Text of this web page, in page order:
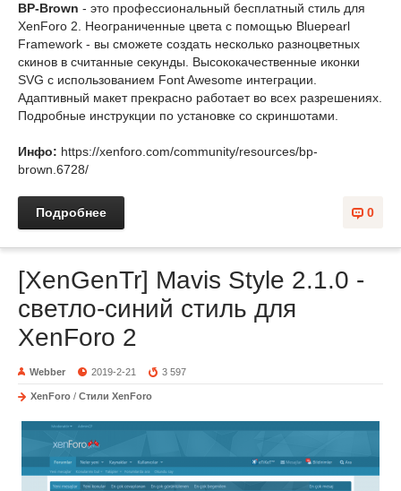
BP-Brown - это профессиональный бесплатный стиль для
XenForo 2. Неограниченные цвета с помощью Bluepearl
Framework - вы сможете создать несколько разноцветных
скинов в считанные секунды. Высококачественные иконки
SVG с использованием Font Awesome интеграции.
Адаптивный макет прекрасно работает во всех разрешениях.
Подробные инструкции по установке со скриншотами.
Инфо: https://xenforo.com/community/resources/bp-
brown.6728/
0
Подробнее
[XenGenTr] Mavis Style 2.1.0 -
светло-синий стиль для
XenForo 2
Webber 2019-2-21 3 597
XenForo / Стили XenForo